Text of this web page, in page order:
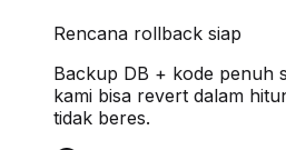
Rencana rollback siap
Backup DB + kode penuh
kami bisa revert dalam
tidak beres.